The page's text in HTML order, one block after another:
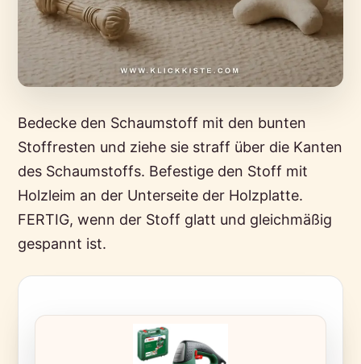
Bedecke den Schaumstoff mit den bunten
Stoffresten und ziehe sie straff über die Kanten
des Schaumstoffs. Befestige den Stoff mit
Holzleim an der Unterseite der Holzplatte.
FERTIG, wenn der Stoff glatt und gleichmäßig
gespannt ist.